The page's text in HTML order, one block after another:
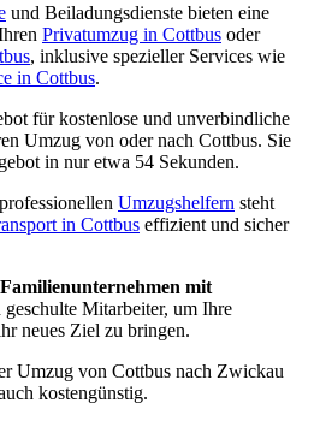
und Beiladungsdienste bieten eine
Privatumzug in Cottbus oder
, inklusive spezieller Services wie
in Cottbus.
für kostenlose und unverbindliche
Umzug von oder nach Cottbus. Sie
in nur etwa 54 Sekunden.
Umzugshelfern steht
in Cottbus effizient und sicher
Familienunternehmen mit
geschulte Mitarbeiter, um Ihre
neues Ziel zu bringen.
Umzug von Cottbus nach Zwickau
kostengünstig.